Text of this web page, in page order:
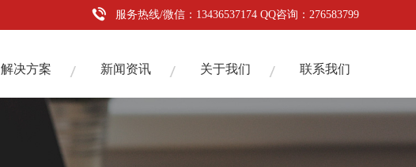
服务热线/微信：13436537174 QQ咨询：276583799
解决方案 新闻资讯 关于我们 联系我们